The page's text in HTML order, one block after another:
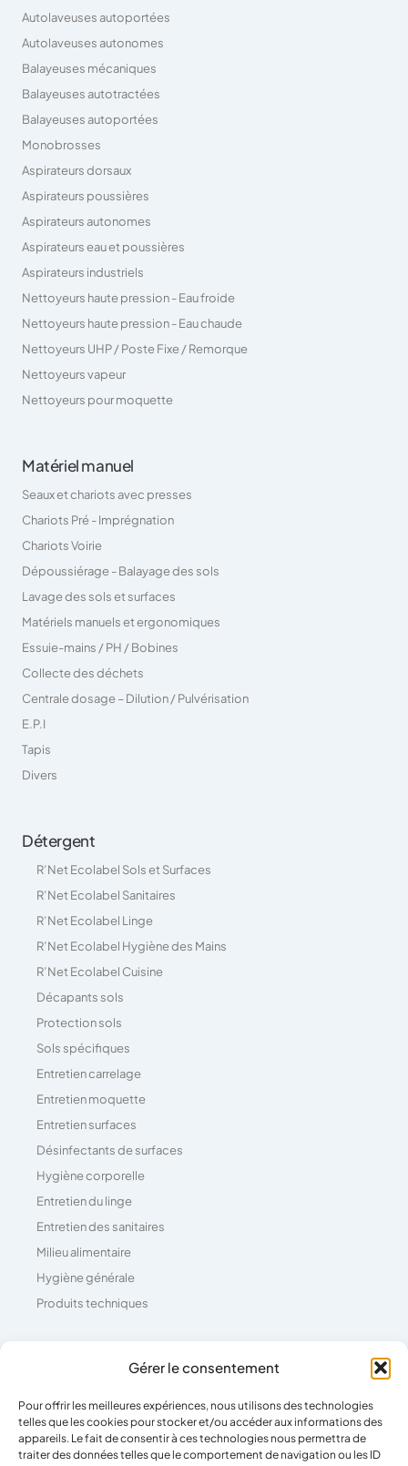
Gérer le consentement
Pour offrir les meilleures expériences, nous utilisons des technologies
telles que les cookies pour stocker et/ou accéder aux informations des
appareils. Le fait de consentir à ces technologies nous permettra de
traiter des données telles que le comportement de navigation ou les ID
04 73 26 81 71
39 Rue Pierre Boulanger,
63100 Clermont-Ferrand
Autolaveuses autoportées
Autolaveuses autonomes
Balayeuses mécaniques
Balayeuses autotractées
Balayeuses autoportées
Monobrosses
Aspirateurs dorsaux
Aspirateurs poussières
Aspirateurs autonomes
Aspirateurs eau et poussières
Aspirateurs industriels
Nettoyeurs haute pression - Eau froide
Nettoyeurs haute pression - Eau chaude
Nettoyeurs UHP / Poste Fixe / Remorque
Nettoyeurs vapeur
Nettoyeurs pour moquette
Matériel manuel
Seaux et chariots avec presses
Chariots Pré - Imprégnation
Chariots Voirie
Dépoussiérage - Balayage des sols
Lavage des sols et surfaces
Matériels manuels et ergonomiques
Essuie-mains / PH / Bobines
Collecte des déchets
Centrale dosage – Dilution / Pulvérisation
E.P.I
Tapis
Divers
Détergent
R’Net Ecolabel Sols et Surfaces
R’Net Ecolabel Sanitaires
R’Net Ecolabel Linge
R’Net Ecolabel Hygiène des Mains
R’Net Ecolabel Cuisine
Décapants sols
Protection sols
Sols spécifiques
Entretien carrelage
Entretien moquette
Entretien surfaces
Désinfectants de surfaces
Hygiène corporelle
Entretien du linge
Entretien des sanitaires
Milieu alimentaire
Hygiène générale
Produits techniques